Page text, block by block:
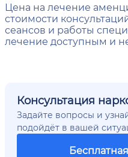
Цена на лечение
стоимости
сеансов и работы
лечение доступным и
Консультация
Задайте вопросы и
подойдёт в вашей